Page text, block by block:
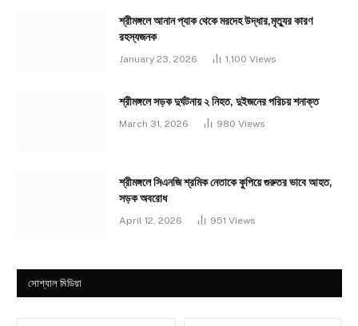
শ্রীমঙ্গলে আনান প্যাক থেকে মরদেহ উদ্ধার,মৃত্যুর কারণ
রহস্যজনক
January 23, 2026 1,100 Views
শ্রীমঙ্গলে সড়ক দুর্ঘটনায় ২ নিহত, দুইজনের পরিচয় শনাক্ত
March 31, 2026 980 Views
শ্রীমঙ্গলে সিএনজি শ্রমিক নেতাকে কুপিয়ে গুরুতর ভাবে আহত,
সড়ক অবরোধ
April 12, 2026 951 Views
সোশ্যাল মিডিয়া